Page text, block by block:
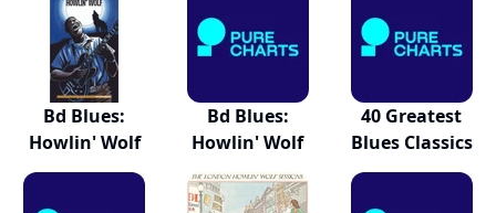
Bd Blues:
Howlin' Wolf
Bd Blues:
Howlin' Wolf
40 Greatest
Blues Classics